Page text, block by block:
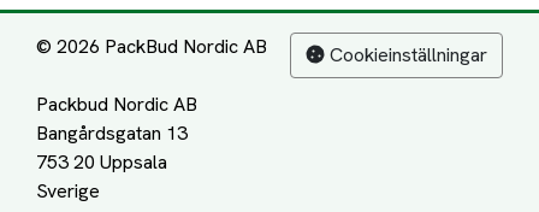
© 2026 PackBud Nordic AB
Packbud Nordic AB
Bangårdsgatan 13
753 20 Uppsala
Cookieinställningar